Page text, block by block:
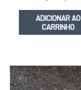
ADICIONAR AO
CARRINHO